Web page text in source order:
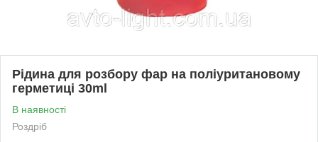
Рідина для розбору фар на поліуритановому
герметиці 30ml
В наявності
Роздріб